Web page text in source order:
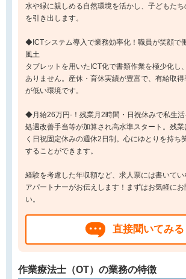
水や緑に親しめる自然環境を活かし、子どもた
を引き出します。
◆ICTシステム導入で業務効率化！職員が笑顔で
風土
タブレットを用いたICT化で書類作業を極少化し
ありません。産休・育休実績が豊富で、有給取
が低い環境です。
◆月給26万円-！残業月2時間・日祝休みで私生活
処遇改善手当等が加算され高水準スタート。残
く日祝固定休みの週休2日制。心にゆとりを持ち
することができます。
経験を考慮した年収額など、求人票には書いてい
アパートナーがお伝えします！まずはお気軽にお
い。
直接聞いてみる
作業療法士（OT）の業務の特徴